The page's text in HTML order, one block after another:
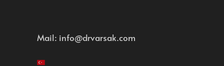
Mail: info@drvarsak.com